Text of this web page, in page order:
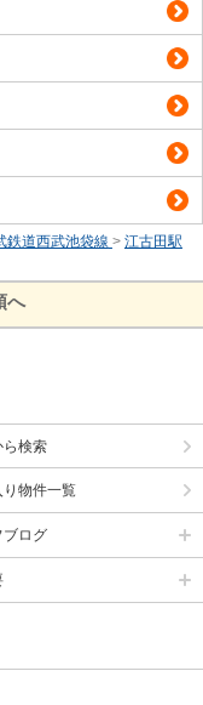
鉄道西武池袋線 > 江古田駅
へ
ら検索
り物件一覧
ブログ